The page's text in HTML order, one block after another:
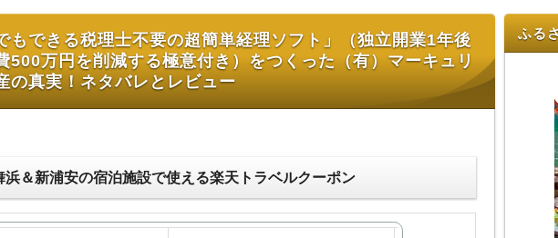
もできる税理士不要の超簡単経理ソフト」（独立開業1年後
500万円を削減する極意付き）をつくった（有）マーキュリ
の真実！ネタバレとレビュー
浜＆新浦安の宿泊施設で使える楽天トラベルクーポン
ふる